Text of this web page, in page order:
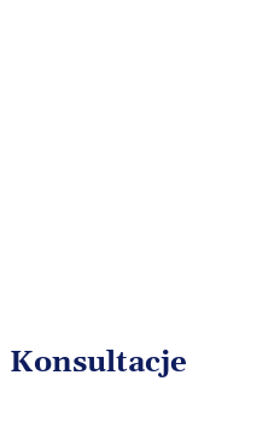
Konsultacje